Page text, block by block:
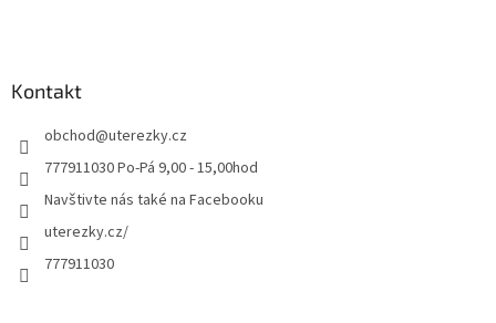
Kontakt
obchod@uterezky.cz
777911030 Po-Pá 9,00 - 15,00hod
Navštivte nás také na Facebooku
uterezky.cz/
777911030